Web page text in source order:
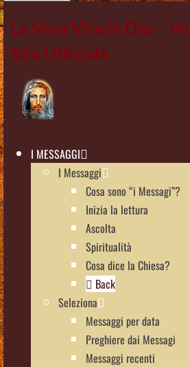
La Vera Vita in Dio –
Sito Ufficiale
I MESSAGGI
I Messaggi
Cosa sono “i Messagi”?
Inizia la lettura
Ascolta
Spiritualità
Cosa dice la Chiesa?
Back
Seleziona
Messaggi per data
Preghiere dai Messagi
Messaggi recenti